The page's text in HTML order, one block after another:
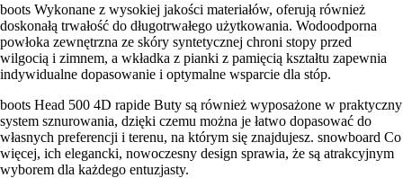
boots Wykonane z wysokiej jakości materiałów, oferują również
doskonałą trwałość do długotrwałego użytkowania. Wodoodporna
powłoka zewnętrzna ze skóry syntetycznej chroni stopy przed
wilgocią i zimnem, a wkładka z pianki z pamięcią kształtu zapewnia
indywidualne dopasowanie i optymalne wsparcie dla stóp.
boots Head 500 4D rapide Buty są również wyposażone w praktyczny
system sznurowania, dzięki czemu można je łatwo dopasować do
własnych preferencji i terenu, na którym się znajdujesz. snowboard Co
więcej, ich elegancki, nowoczesny design sprawia, że są atrakcyjnym
wyborem dla każdego entuzjasty.